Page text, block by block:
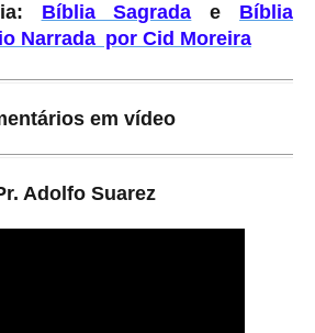
Bíblia Sagrada e Bíblia
Narrada por Cid Moreira
em vídeo
Adolfo Suarez